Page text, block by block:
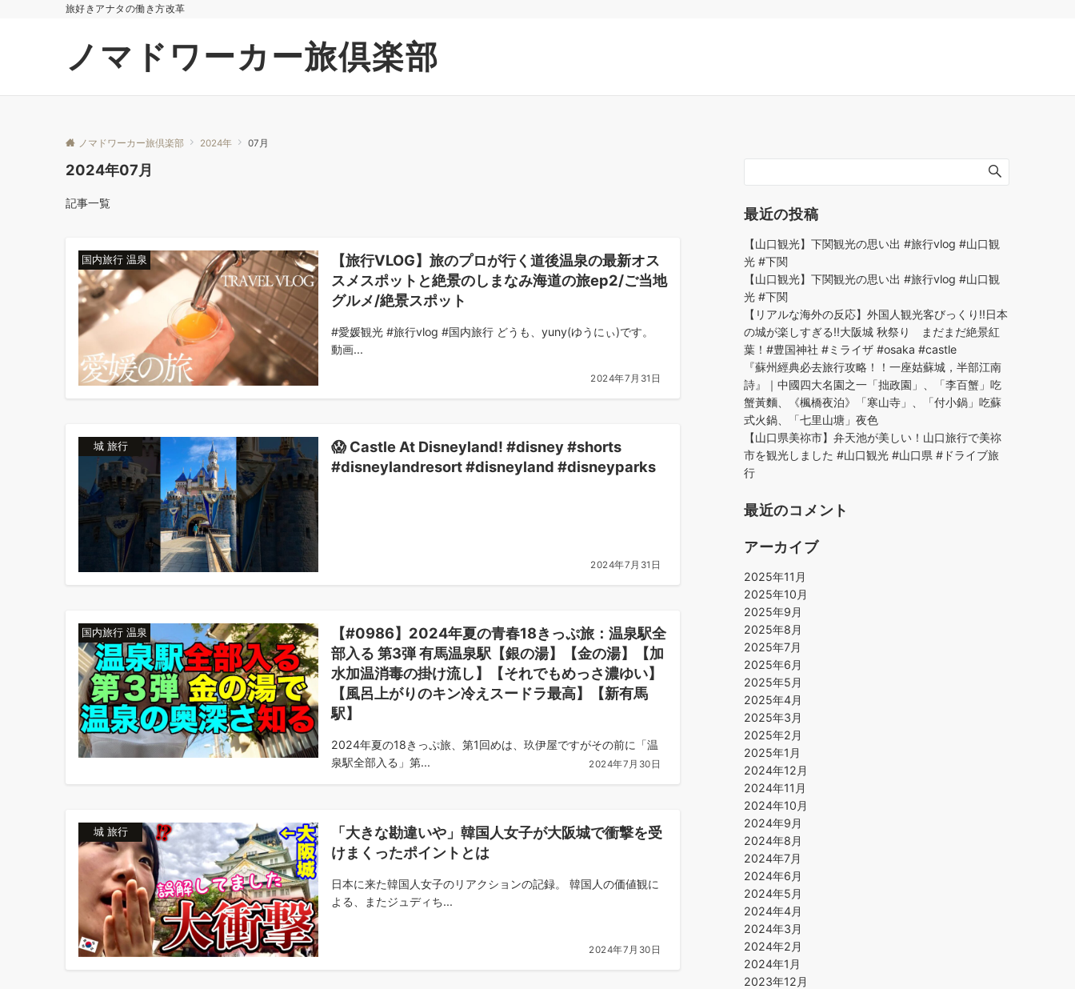
旅好きアナタの働き方改革
ノマドワーカー旅倶楽部
ノマドワーカー旅倶楽部 2024年 07月
2024年07月
記事一覧
国内旅行 温泉
【旅行VLOG】旅のプロが行く道後温泉の最新オス
スメスポットと絶景のしまなみ海道の旅ep2/ご当地
グルメ/絶景スポット
#愛媛観光 #旅行vlog #国内旅行 どうも、yuny(ゆうにぃ)です。
動画...
2024年7月31日
城 旅行
😱 Castle At Disneyland! #disney #shorts
#disneylandresort #disneyland #disneyparks
2024年7月31日
国内旅行 温泉
【#0986】2024年夏の青春18きっぷ旅：温泉駅全
部入る 第3弾 有馬温泉駅【銀の湯】【金の湯】【加
水加温消毒の掛け流し】【それでもめっさ濃ゆい】
【風呂上がりのキン冷えスードラ最高】【新有馬
駅】
2024年夏の18きっぷ旅、第1回めは、玖伊屋ですがその前に「温
泉駅全部入る」第...
2024年7月30日
城 旅行
「大きな勘違いや」韓国人女子が大阪城で衝撃を受
けまくったポイントとは
日本に来た韓国人女子のリアクションの記録。 韓国人の価値観に
よる、またジュディち...
2024年7月30日
最近の投稿
【山口観光】下関観光の思い出 #旅行vlog #山口観
光 #下関
【山口観光】下関観光の思い出 #旅行vlog #山口観
光 #下関
【リアルな海外の反応】外国人観光客びっくり!!日本
の城が楽しすぎる!!大阪城 秋祭り まだまだ絶景紅
葉！#豊国神社 #ミライザ #osaka #castle
『蘇州經典必去旅行攻略！！一座姑蘇城，半部江南
詩』｜中國四大名園之一「拙政園」、「李百蟹」吃
蟹黃麵、《楓橋夜泊》「寒山寺」、「付小鍋」吃蘇
式火鍋、「七里山塘」夜色
【山口県美祢市】弁天池が美しい！山口旅行で美祢
市を観光しました #山口観光 #山口県 #ドライブ旅
行
最近のコメント
アーカイブ
2025年11月
2025年10月
2025年9月
2025年8月
2025年7月
2025年6月
2025年5月
2025年4月
2025年3月
2025年2月
2025年1月
2024年12月
2024年11月
2024年10月
2024年9月
2024年8月
2024年7月
2024年6月
2024年5月
2024年4月
2024年3月
2024年2月
2024年1月
2023年12月